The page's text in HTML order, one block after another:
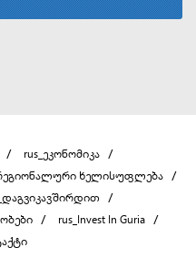
rus_ეკონომიკა
ხელისუფლება
rus_Invest In Guria